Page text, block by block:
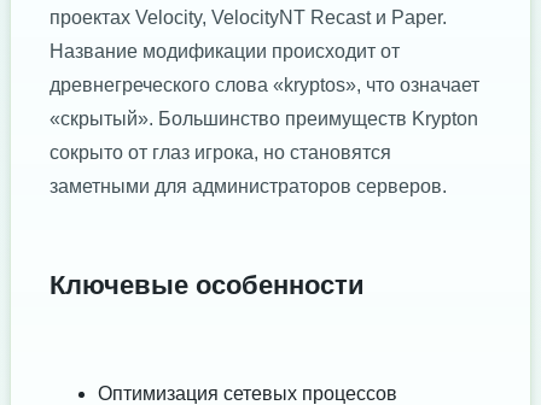
проектах Velocity, VelocityNT Recast и Paper.
Название модификации происходит от
древнегреческого слова «kryptos», что означает
«скрытый». Большинство преимуществ Krypton
сокрыто от глаз игрока, но становятся
заметными для администраторов серверов.
Ключевые особенности
Оптимизация сетевых процессов